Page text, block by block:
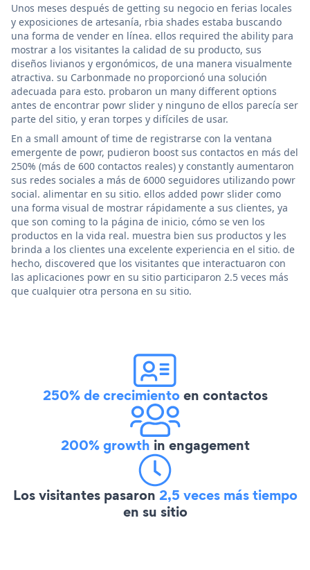
Unos meses después de getting su negocio en ferias locales
y exposiciones de artesanía, rbia shades estaba buscando
una forma de vender en línea. ellos required the ability para
mostrar a los visitantes la calidad de su producto, sus
diseños livianos y ergonómicos, de una manera visualmente
atractiva. su Carbonmade no proporcionó una solución
adecuada para esto. probaron un many different options
antes de encontrar powr slider y ninguno de ellos parecía ser
parte del sitio, y eran torpes y difíciles de usar.
En a small amount of time de registrarse con la ventana
emergente de powr, pudieron boost sus contactos en más del
250% (más de 600 contactos reales) y constantly aumentaron
sus redes sociales a más de 6000 seguidores utilizando powr
social. alimentar en su sitio. ellos added powr slider como
una forma visual de mostrar rápidamente a sus clientes, ya
que son coming to la página de inicio, cómo se ven los
productos en la vida real. muestra bien sus productos y les
brinda a los clientes una excelente experiencia en el sitio. de
hecho, discovered que los visitantes que interactuaron con
las aplicaciones powr en su sitio participaron 2.5 veces más
que cualquier otra persona en su sitio.
250% de crecimientoen contactos
200% growth in engagement
Los visitantes pasaron 2,5 veces más tiempo
en su sitio